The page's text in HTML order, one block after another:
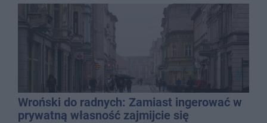
mężczyzny
Wroński do radnych: Zamiast ingerować w
prywatną własność zajmijcie się